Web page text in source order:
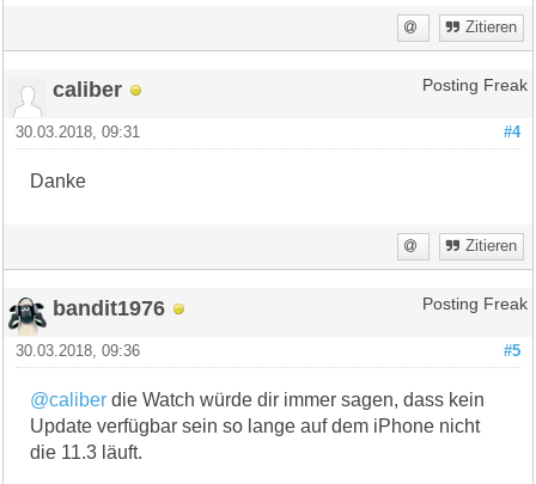
Zitieren
caliber Posting Freak
#4
30.03.2018, 09:31
Danke
Zitieren
bandit1976 Posting Freak
#5
30.03.2018, 09:36
@caliber die Watch würde dir immer sagen, dass kein
Update verfügbar sein so lange auf dem iPhone nicht
die 11.3 läuft.